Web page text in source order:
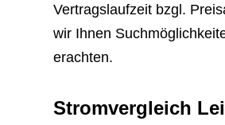
Vertragslaufzeit bzgl.
wir Ihnen
erachten.
Stromvergleich